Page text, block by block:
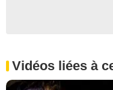
Vidéos liées à